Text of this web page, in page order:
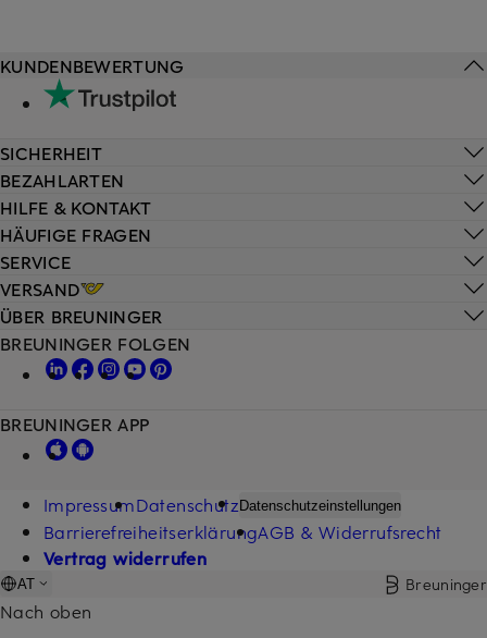
HILFE & KONTAKT
HÄUFIGE FRAGEN
SERVICE
VERSAND
KUNDENBEWERTUNG
SICHERHEIT
BEZAHLARTEN
ÜBER BREUNINGER
BREUNINGER FOLGEN
BREUNINGER APP
ImpressumDatenschutz Datenschutzeinstellungen
BarrierefreiheitserklärungAGB & Widerrufsrecht
Vertrag widerrufen
AT Breuninger
Nach oben